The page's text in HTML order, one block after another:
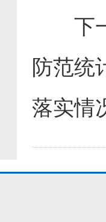
下一
防范统
落实情